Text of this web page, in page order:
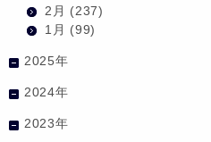
2月 (237)
1月 (99)
2025年
2024年
2023年